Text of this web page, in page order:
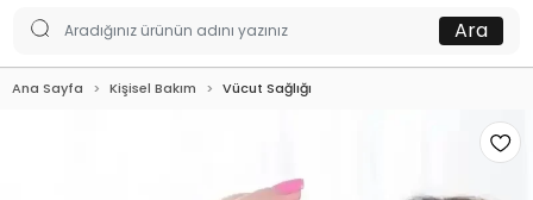
Ara
Ana Sayfa Kişisel Bakım Vücut Sağlığı